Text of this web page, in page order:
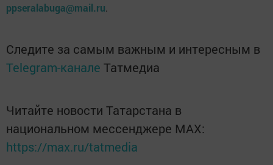
ppseralabuga@mail.ru.
Следите за самым важным и интересным в
Telegram-канале Татмедиа
Читайте новости Татарстана в
национальном мессенджере MАХ:
https://max.ru/tatmedia